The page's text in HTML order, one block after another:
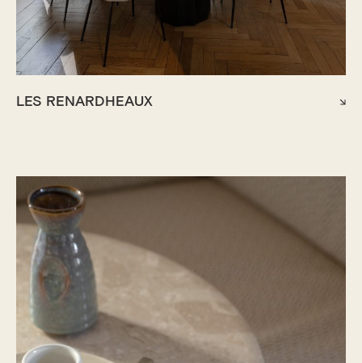
LES RENARDHEAUX